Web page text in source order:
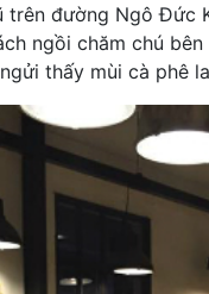
đường Ngô Đức
ngồi chăm chú
thấy mùi cà phê